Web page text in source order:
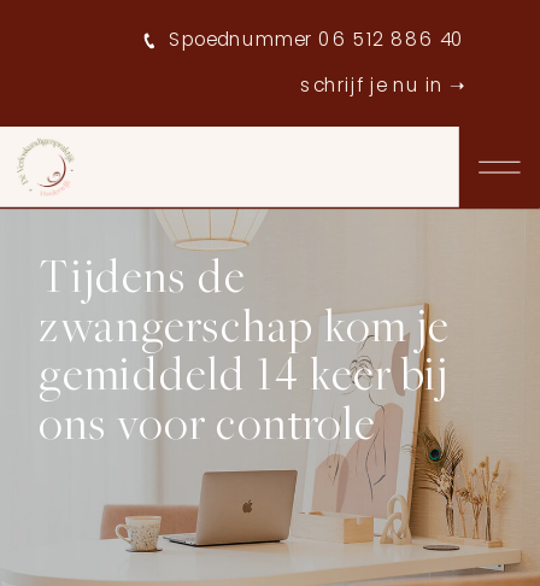
schrijf je nu in ➝
Spoednummer 06 512 886 40
Tijdens de
zwangerschap kom je
gemiddeld 14 keer bij
ons voor controle